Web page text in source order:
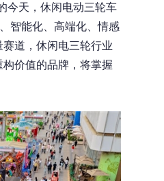
今天，休闲电动三轮车
智能化、高端化、情感
道，休闲电三轮行业
价值的品牌，将掌握